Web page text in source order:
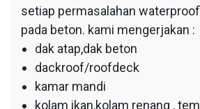
setiap permasalahan
pada beton. kami mengerjakan :
dak atap,dak beton
dackroof/roofdeck
kamar mandi
kolam ikan,kolam renang ,